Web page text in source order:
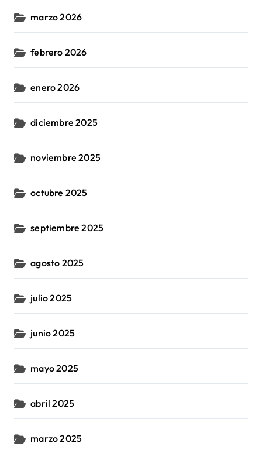
marzo 2026
febrero 2026
enero 2026
diciembre 2025
noviembre 2025
octubre 2025
septiembre 2025
agosto 2025
julio 2025
junio 2025
mayo 2025
abril 2025
marzo 2025